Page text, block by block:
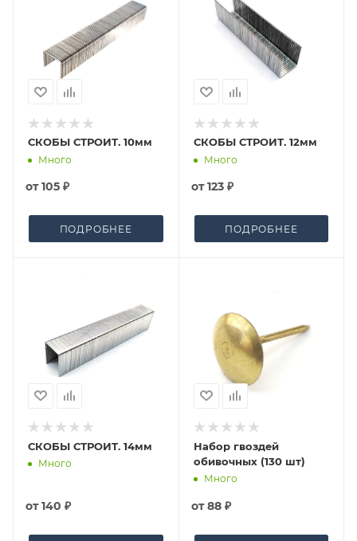
СКОБЫ СТРОИТ. 10мм
Много
от105 ₽
ПОДРОБНЕЕ
СКОБЫ СТРОИТ. 12мм
Много
от123 ₽
ПОДРОБНЕЕ
СКОБЫ СТРОИТ. 14мм
Много
от140 ₽
Набор гвоздей
обивочных (130 шт)
Много
от88 ₽